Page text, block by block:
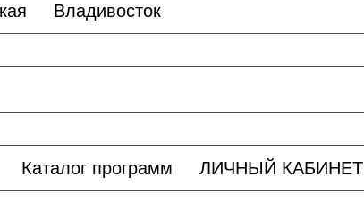
Владивосток
Каталог программ ЛИЧНЫЙ КАБИНЕТ